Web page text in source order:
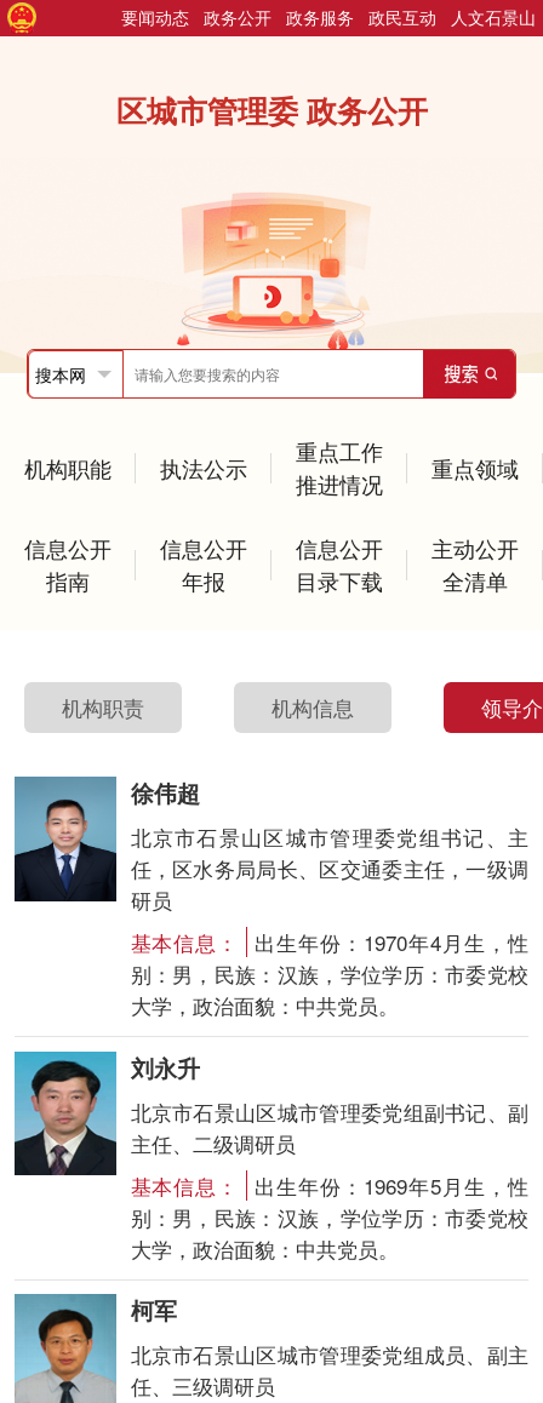
人文石景山
政民互动
政务服务
政务公开
要闻动态
区城市管理委 政务公开
机构职能 执法公示
重点工作
推进情况
重点领域
信息公开
指南
信息公开
年报
信息公开
目录下载
主动公开
全清单
机构职责 机构信息 领导
徐伟超
北京市石景山区城市管理委党组书记、主
任，区水务局局长、区交通委主任，一级调
研员
基本信息：
出生年份：1970年4月生，性
别：男，民族：汉族，学位学历：市委党校
大学，政治面貌：中共党员。
刘永升
北京市石景山区城市管理委党组副书记、副
主任、二级调研员
基本信息：
出生年份：1969年5月生，性
别：男，民族：汉族，学位学历：市委党校
大学，政治面貌：中共党员。
柯军
北京市石景山区城市管理委党组成员、副主
任、三级调研员